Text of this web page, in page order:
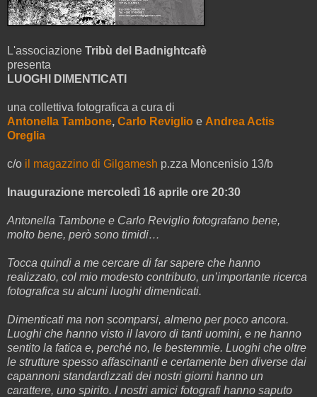
L'associazione Tribù del Badnightcafè
presenta
LUOGHI DIMENTICATI
una collettiva fotografica a cura di
Antonella Tambone, Carlo Reviglio e Andrea Actis
Oreglia
c/o il magazzino di Gilgamesh p.zza Moncenisio 13/b
Inaugurazione mercoledì 16 aprile ore 20:30
Antonella Tambone e Carlo Reviglio fotografano bene,
molto bene, però sono timidi…
Tocca quindi a me cercare di far sapere che hanno
realizzato, col mio modesto contributo, un’importante ricerca
fotografica su alcuni luoghi dimenticati.
Dimenticati ma non scomparsi, almeno per poco ancora.
Luoghi che hanno visto il lavoro di tanti uomini, e ne hanno
sentito la fatica e, perché no, le bestemmie. Luoghi che oltre
le strutture spesso affascinanti e certamente ben diverse dai
capannoni standardizzati dei nostri giorni hanno un
carattere, uno spirito. I nostri amici fotografi hanno saputo